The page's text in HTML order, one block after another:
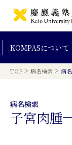
KOMPASについて
TOP > 病名検索 > 病
病名検索
子宮肉腫